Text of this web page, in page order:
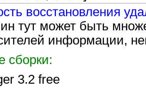
восстановления
тут может быть
информации,
сборки:
3.2 free